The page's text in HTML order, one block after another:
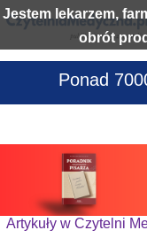
Jestem lekarzem,
obrót
Ponad
Artykuły w Czytelni